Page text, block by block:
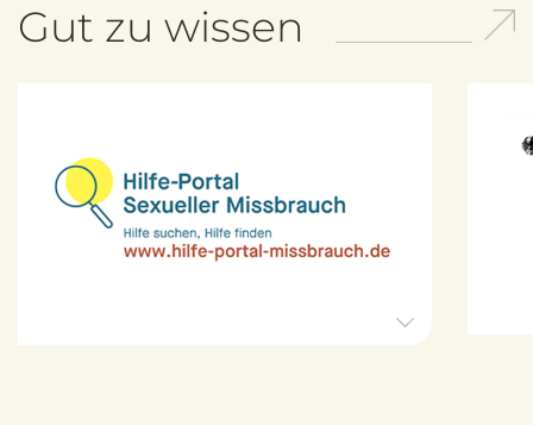
Gut zu wissen